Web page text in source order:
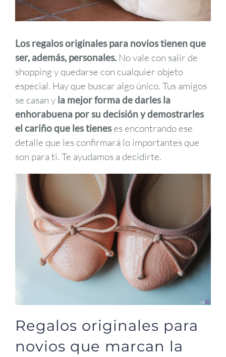
Los regalos originales para novios tienen que
ser, además, personales. No vale con salir de
shopping y quedarse con cualquier objeto
especial. Hay que buscar algo único. Tus amigos
se casan y la mejor forma de darles la
enhorabuena por su decisión y demostrarles
el cariño que les tieneses encontrando ese
detalle que les confirmará lo importantes que
son para ti. Te ayudamos a decidirte.
Regalos originales para
novios que marcan la